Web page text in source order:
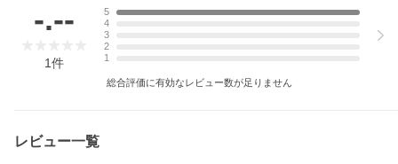
-.--
1件
5
4
3
2
1
総合評価に有効なレビュー数が足りません
レビュー一覧